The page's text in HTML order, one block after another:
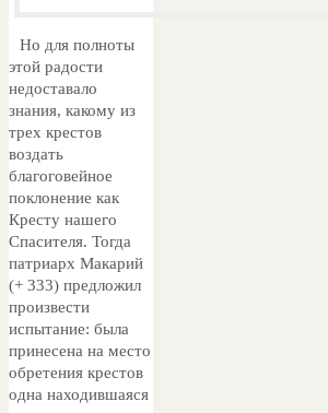
Но для полноты
этой радости
недоставало
знания, какому из
трех крестов
воздать
благоговейное
поклонение как
Кресту нашего
Спасителя. Тогда
патриарх Макарий
(+ 333) предложил
произвести
испытание: была
принесена на место
обретения крестов
одна находившаяся